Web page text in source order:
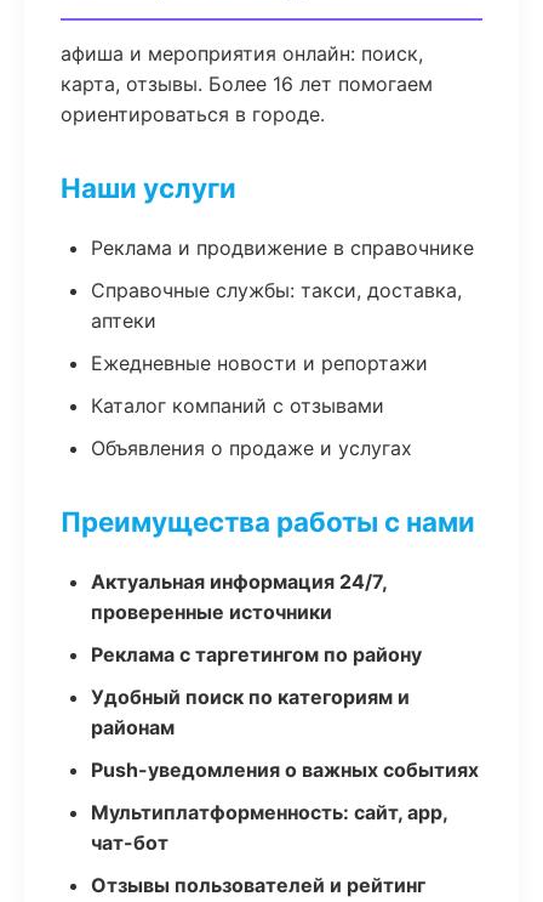
афиша и мероприятия онлайн: поиск,
карта, отзывы. Более 16 лет помогаем
ориентироваться в городе.
Наши услуги
Реклама и продвижение в справочнике
Справочные службы: такси, доставка,
аптеки
Ежедневные новости и репортажи
Каталог компаний с отзывами
Объявления о продаже и услугах
Преимущества работы с нами
Актуальная информация 24/7,
проверенные источники
Реклама с таргетингом по району
Удобный поиск по категориям и
районам
Push-уведомления о важных событиях
Мультиплатформенность: сайт, app,
чат-бот
Отзывы пользователей и рейтинг